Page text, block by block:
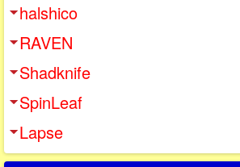
halshico
RAVEN
Shadknife
SpinLeaf
Lapse